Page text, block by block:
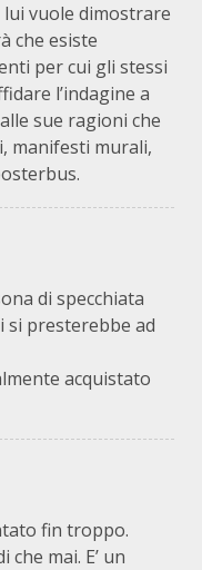
vuole dimostrare
che esiste
per cui gli stessi
l’indagine a
sue ragioni che
manifesti murali,
di specchiata
si presterebbe ad
acquistato
fin troppo.
mai. E’ un